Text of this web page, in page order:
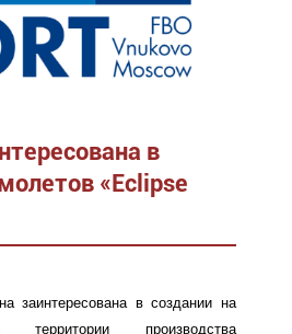
в
«Eclipse
заинтересована в создании на
территории производства